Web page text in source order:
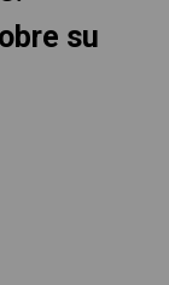
su